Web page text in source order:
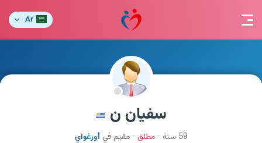
Ar
سفيان ن
59 سنة مطلق مقيم في أورغواي